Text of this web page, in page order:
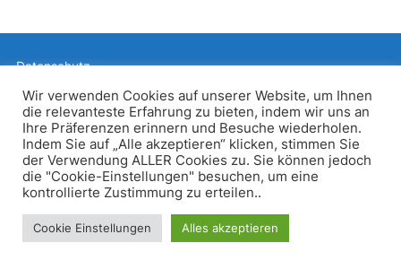
Datenschutz
Inspiro WordPress Theme von WPZOOM
Wir verwenden Cookies auf unserer Website, um Ihnen
die relevanteste Erfahrung zu bieten, indem wir uns an
Ihre Präferenzen erinnern und Besuche wiederholen.
Indem Sie auf „Alle akzeptieren“ klicken, stimmen Sie
der Verwendung ALLER Cookies zu. Sie können jedoch
die "Cookie-Einstellungen" besuchen, um eine
kontrollierte Zustimmung zu erteilen..
Cookie Einstellungen Alles akzeptieren